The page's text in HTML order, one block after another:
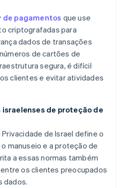
de pagamentos que use
criptografadas para
dados de transações
de cartões de
segura, é difícil
clientes e evitar atividades
israelenses de proteção de
de Israel define o
manuseio e a proteção de
a essas normas também
os clientes preocupados
dados.